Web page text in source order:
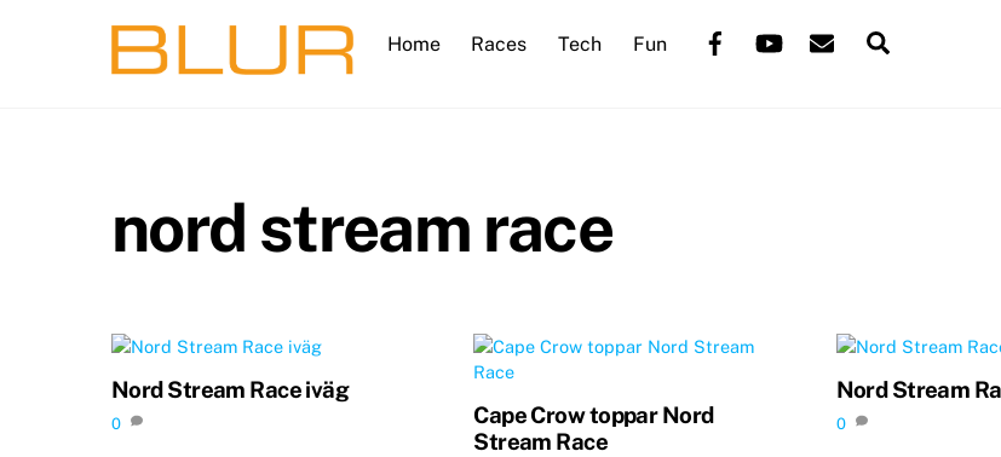
FacebookYouTubeMail
Home Races Tech Fun
nord stream race
Nord Stream Race iväg
0
Cape Crow toppar Nord
Stream Race
Nord Stream
0
To